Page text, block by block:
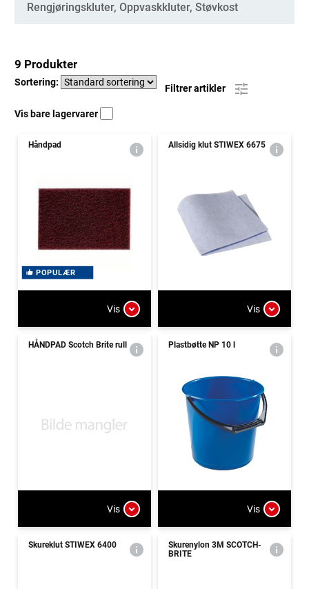
Rengjøringskluter, Oppvaskkluter, Støvkost
9 Produkter
Sortering:
Filtrer artikler
Vis bare lagervarer
Håndpad
POPULÆR
Vis
Allsidig klut STIWEX 6675
Vis
HÅNDPAD Scotch Brite rull
Vis
Plastbøtte NP 10 l
Vis
Skureklut STIWEX 6400
Skurenylon 3M SCOTCH-
BRITE